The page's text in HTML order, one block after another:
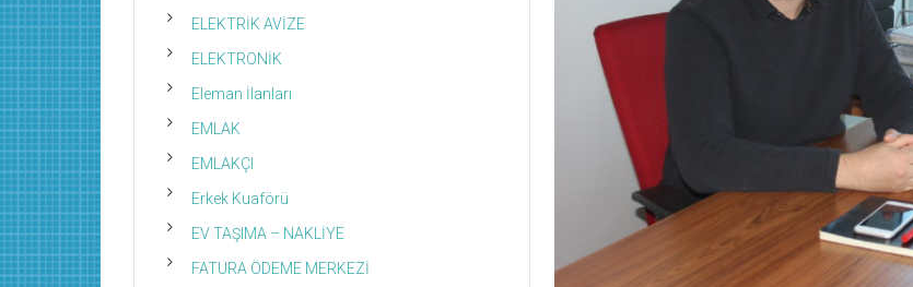
ELEKTRİK AVİZE
ELEKTRONİK
Eleman İlanları
EMLAK
EMLAKÇI
Erkek Kuaförü
EV TAŞIMA – NAKLİYE
FATURA ÖDEME MERKEZİ